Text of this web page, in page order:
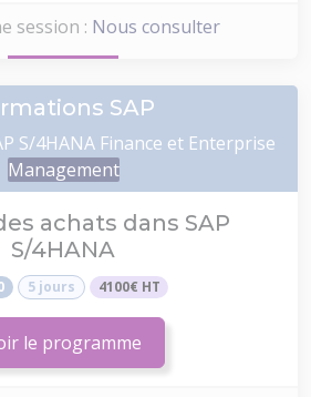
session : Nous consulter
SAP
S/4HANA Finance et Enterprise
Management
achats dans SAP
S/4HANA
5 jours 4100€ HT
le programme